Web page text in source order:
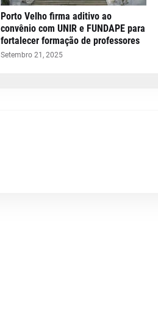
Porto Velho firma aditivo ao
convênio com UNIR e FUNDAPE para
fortalecer formação de professores
Setembro 21, 2025